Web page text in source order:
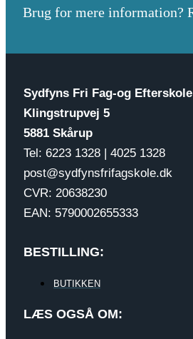
Brug for mere information?
Sydfyns Fri Fag-og Efterskole
Klingstrupvej 5
5881 Skårup
Tel: 6223 1328 | 4025 1328
post@sydfynsfrifagskole.dk
CVR: 20638230
EAN: 5790002655333
BESTILLING:
BUTIKKEN
LÆS OGSÅ OM: